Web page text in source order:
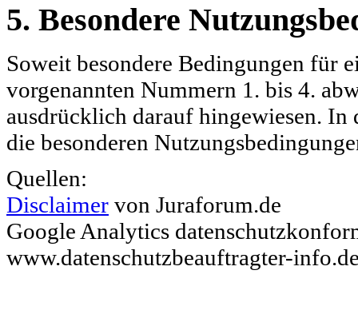
5. Besondere
Soweit besondere Bedingungen für
vorgenannten Nummern 1. bis 4.
ausdrücklich darauf hingewiesen.
die besonderen
Quellen:
Disclaimer von Juraforum.de
Google Analytics
www.datenschutzbeauftragter-